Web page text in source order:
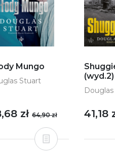
Mungo
Stuart
zł 64,90 zł
(wyd.2)
41,18